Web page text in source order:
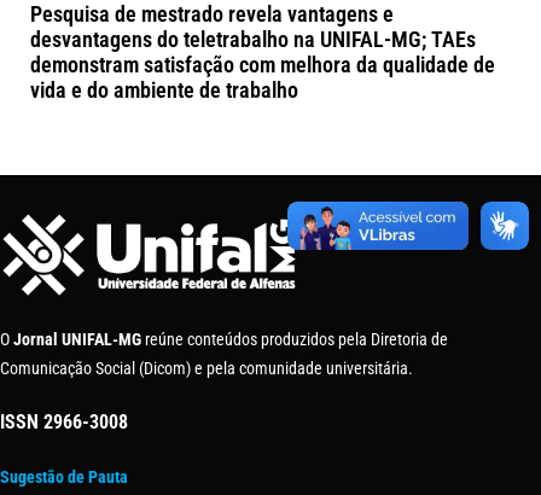
Pesquisa de mestrado revela vantagens e
desvantagens do teletrabalho na UNIFAL-MG; TAEs
demonstram satisfação com melhora da qualidade de
vida e do ambiente de trabalho
OJornal UNIFAL-MG reúne conteúdos produzidos pela Diretoria de
Comunicação Social (Dicom) e pela comunidade universitária.
ISSN 2966-3008
Sugestão de Pauta